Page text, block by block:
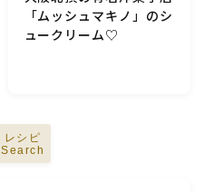
「ムッシュマキノ」のシ
ュークリーム♡
レシピ
Search